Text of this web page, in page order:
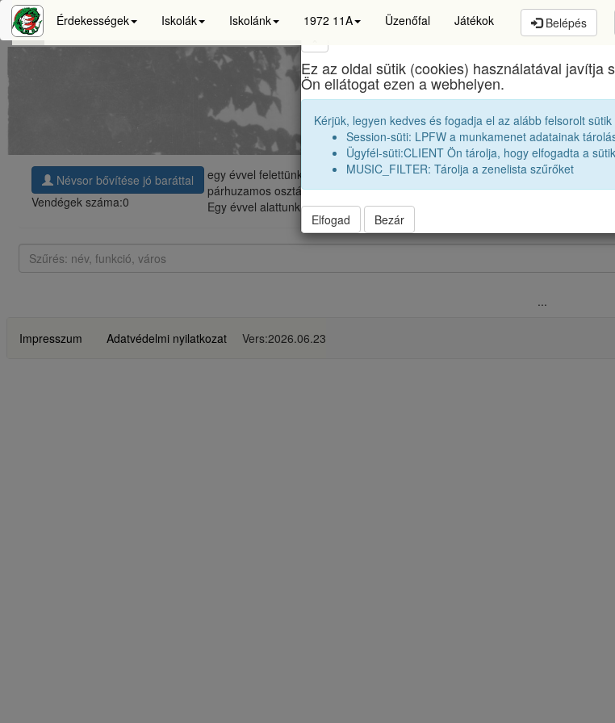
Érdekességek Iskolák Iskolánk 1972 11A Üzenőfal Játékok Belépés
Báthory István Elméleti Líceum
Vendégek, jó
Névsor bővítése jó baráttal
Vendégek száma:0
egy évvel felettünk, a nagyobbak |1971 12A |1971 12B|1971 12C|
párhuzamos osztályok|1972 12B|1972 12C|1972 12D|
Egy évvel alattunk, akissebbek |1973 12A
...
Impresszum Adatvédelmi nyilatkozat Vers:2026.06.23
Ez az oldal sütik (cookies) használatával javítja
Ön ellátogat ezen a webhelyen.
Kérjük, legyen kedves és fogadja el az alább felsorolt
Session-süti: LPFW a munkamenet adatainak
Ügyfél-süti:CLIENT Ön tárolja, hogy elfogadta a
MUSIC_FILTER: Tárolja a zenelista szűrőket
Elfogad Bezár